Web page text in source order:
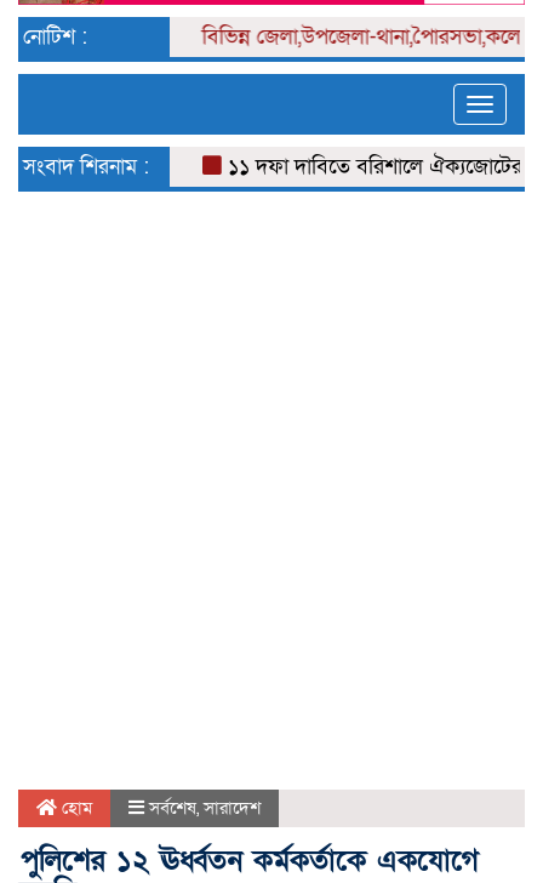
নোটিশ : বিভিন্নজেলা,উপজেলা-থানা,পৈারসভা,কলেজ
Toggle
সংবাদ শিরনাম :
১১ দফা দাবিতে বরিশালে ঐক্যজোটের
হোম সর্বশেষ,সারাদেশ
পুলিশের ১২ ঊর্ধ্বতন কর্মকর্তাকে একযোগে